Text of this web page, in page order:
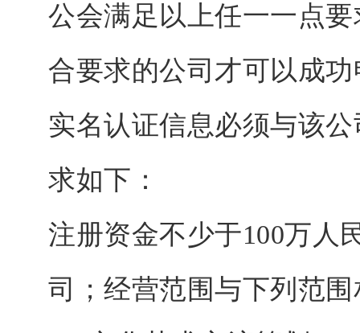
公会满足以上任一一点
合要求的公司才可以成
实名认证信息必须与该
求如下：
注册资金不少于100万人
司；经营范围与下列范